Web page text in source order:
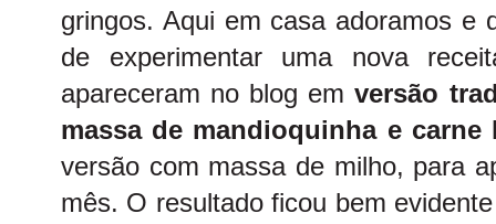
gringos. Aqui em casa adoramos e
de experimentar uma nova
apareceram no blog emversão
massa de mandioquinha e carne
versão com massa de milho, para
mês. O resultado ficou bem